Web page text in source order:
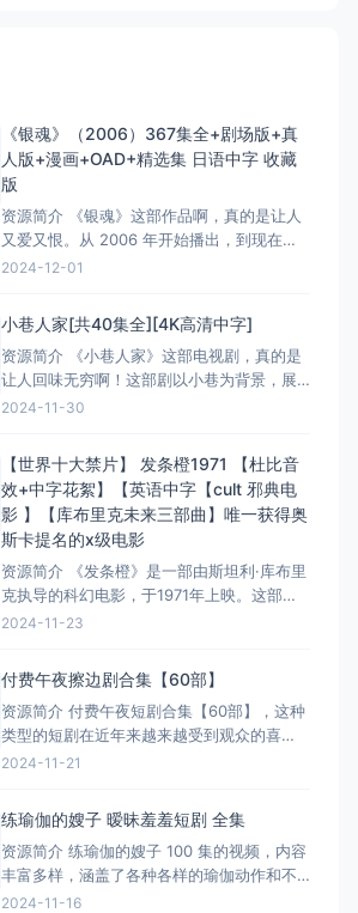
《银魂》（2006）367集全+剧场版+真
人版+漫画+OAD+精选集 日语中字 收藏
版
资源简介 《银魂》这部作品啊，真的是让人
又爱又恨。从 2006 年开始播出，到现在都
367 集全了，还有剧场版、真人版、漫画、
丝来说，那收藏版简直就是梦寐以求的。 这
部剧啊，搞笑的时候能让你笑出腹肌，那些
无厘头
2024-12-01
小巷人家[共40集全][4K高清中字]
资源简介 《小巷人家》这部电视剧，真的是
让人回味无穷啊！这部剧以小巷为背景，展
现了普通百姓家的生活百态。一共40集，每
通的小巷。演员们的表演也很接地气，让人
感觉就像是在看自己邻居的故事。特别是那
些细节描写，真的让人
2024-11-30
【世界十大禁片】 发条橙1971 【杜比音
效+中字花絮】【英语中字【cult 邪典电
影 】【库布里克未来三部曲】唯一获得奥
斯卡提名的x级电影
资源简介 《发条橙》是一部由斯坦利·库布里
克执导的科幻电影，于1971年上映。这部电
影因其大量的暴力和性内容而在英国被禁30
的少年亚历克斯在经历“厌恶疗法”后，试图适
应社会规范的故事。这种疗法试图通过生理
和心理的双重手段来消
2024-11-23
付费午夜擦边剧合集【60部】
资源简介 付费午夜短剧合集【60部】，这种
类型的短剧在近年来越来越受到观众的喜
爱。它们通常以紧凑的剧情、丰富的人物形
理到爱情故事，从喜剧搞笑到科幻冒险，有
尽有。每一部短剧经过精心制作，画面精
美，音效出色，给观众带来
2024-11-21
练瑜伽的嫂子 暧昧羞羞短剧 全集
资源简介 练瑜伽的嫂子 100 集的视频，内容
丰富多样，涵盖了各种各样的瑜伽动作和不
同的练习场景。 视频里的嫂子可不一般，她
2024-11-16